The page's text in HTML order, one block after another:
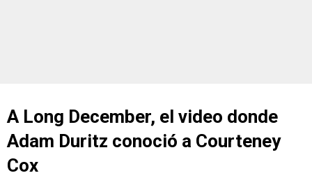
A Long December, el video donde
Adam Duritz conoció a Courteney
Cox